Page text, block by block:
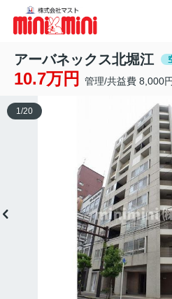
アーバネックス北堀江
10.7万円 管理/共益費 8,000円
1 /20